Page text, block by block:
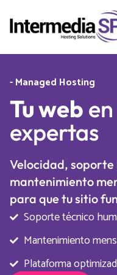
- Managed Hosting
Tu web
expertas
Velocidad, soporte
mantenimiento
para que tu sitio
Soporte técnico
Mantenimiento
Plataforma